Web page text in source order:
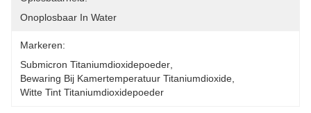
Onoplosbaar In Water
Markeren:
Submicron Titaniumdioxidepoeder
Bewaring Bij Kamertemperatuur Titaniumdioxide
Witte Tint Titaniumdioxidepoeder